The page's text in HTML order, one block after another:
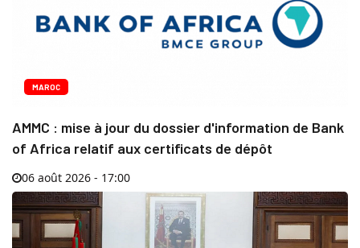
MAROC
AMMC : mise à jour du dossier d'information de Bank
of Africa relatif aux certificats de dépôt
06 août 2026 - 17:00